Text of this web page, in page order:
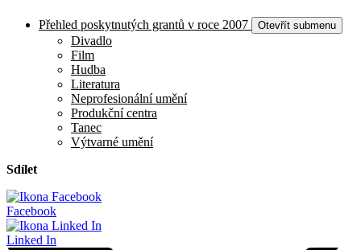
Přehled poskytnutých grantů v roce 2007 Otevřít submenu
Divadlo
Film
Hudba
Literatura
Neprofesionální umění
Produkční centra
Tanec
Výtvarné umění
Sdílet
Facebook
Linked In